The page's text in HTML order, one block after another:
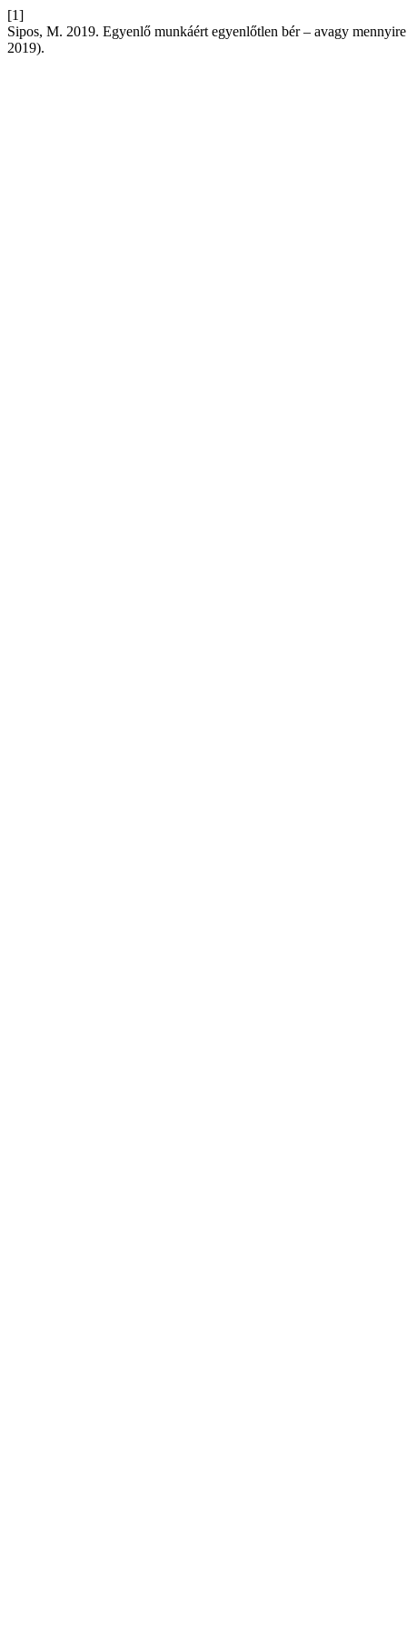
[1]
Sipos, M. 2019. Egyenlő munkáért egyenlőtlen bér – avagy
2019).